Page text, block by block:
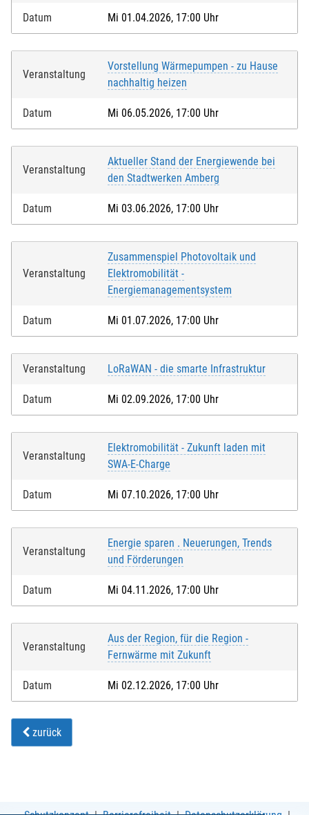
Datum Mi 01.04.2026, 17:00 Uhr
Veranstaltung
Vorstellung Wärmepumpen - zu Hause
nachhaltig heizen
Datum Mi 06.05.2026, 17:00 Uhr
Veranstaltung
Aktueller Stand der Energiewende bei
den Stadtwerken Amberg
Datum Mi 03.06.2026, 17:00 Uhr
Veranstaltung
Zusammenspiel Photovoltaik und
Elektromobilität -
Energiemanagementsystem
Datum Mi 01.07.2026, 17:00 Uhr
Veranstaltung LoRaWAN - die smarte Infrastruktur
Datum Mi 02.09.2026, 17:00 Uhr
Veranstaltung
Elektromobilität - Zukunft laden mit
SWA-E-Charge
Datum Mi 07.10.2026, 17:00 Uhr
Veranstaltung
Energie sparen . Neuerungen, Trends
und Förderungen
Datum Mi 04.11.2026, 17:00 Uhr
Veranstaltung
Aus der Region, für die Region -
Fernwärme mit Zukunft
Datum Mi 02.12.2026, 17:00 Uhr
zurück